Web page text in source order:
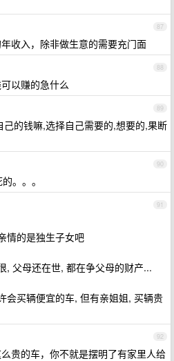
87
收入，除非做生意的需要充门面
88
以赚的急什么
89
的钱嘛,选择自己需要的,想要的,果断
90
。。。
91
情的是独生子女吧
, 父母还在世, 都在争父母的财产...
会买辆便宜的车, 但有亲姐姐, 买辆贵
92
贵的车，你不就是摆明了有家里人给